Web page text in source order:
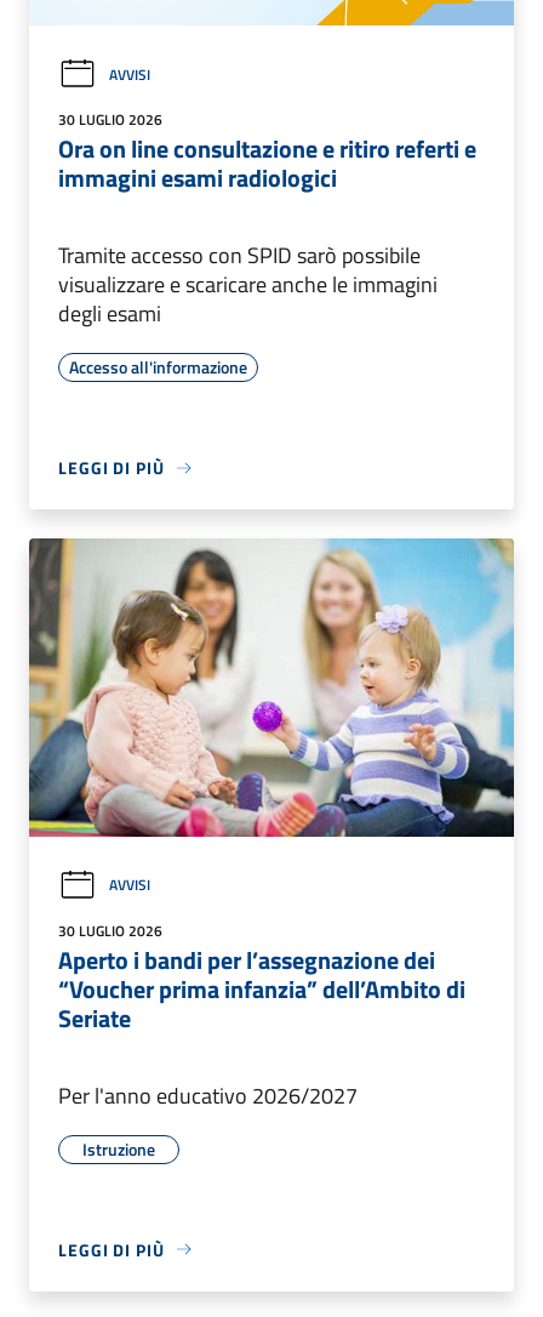
AVVISI
30 LUGLIO 2026
Ora on line consultazione e ritiro referti e
immagini esami radiologici
Tramite accesso con SPID sarò possibile
visualizzare e scaricare anche le immagini
degli esami
Accesso all'informazione
LEGGI DI PIÙ
AVVISI
30 LUGLIO 2026
Aperto i bandi per l’assegnazione dei
“Voucher prima infanzia” dell’Ambito di
Seriate
Per l'anno educativo 2026/2027
Istruzione
LEGGI DI PIÙ